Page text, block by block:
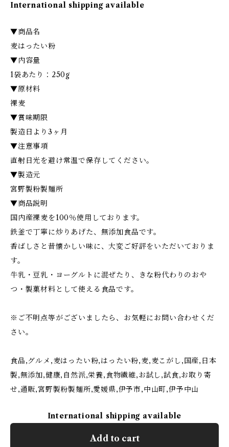
International shipping available
▼商品名
麦はったい粉
▼内容量
1袋あたり：250g
▼原材料
裸麦
▼賞味期限
製造日より3ヶ月
▼注意事項
直射日光を避け常温で保存してください。
▼製造元
宮野製粉製麺所
▼商品説明
国内産裸麦を100％使用しております。
鉄釜で丁寧に炒りあげた、無添加食品です。
香ばしさと昔懐かしい味に、大変ご好評をいただいておりま
す。
牛乳・豆乳・ヨーグルトに混ぜたり、きな粉代わりのおや
つ・製菓材料として使える食品です。
※ご不明点等がございましたら、お気軽にお問い合わせくだ
さい。
食品,グルメ,麦はったい粉,はったい粉,麦,麦こがし,国産,日本
製,無添加,健康,自然派,栄養,食物繊維,お試し,試食,お取り寄
せ,通販,宮野製粉製麺所,愛媛県,伊予市,中山町,伊予中山
International shipping available
Add to cart